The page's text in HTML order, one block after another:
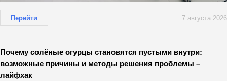
Перейти 7 августа 2026
Почему солёные огурцы становятся пустыми внутри:
возможные причины и методы решения проблемы –
лайфхак